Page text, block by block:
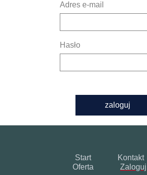
Adres e-mail
Hasło
zaloguj
Start
Kontakt
Oferta
Zaloguj